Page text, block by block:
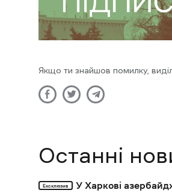
Якщо ти знайшов помилку,
Останні
Ексклюзив
У Харкові